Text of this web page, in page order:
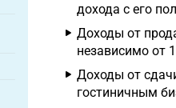
дохода с его
Доходы от
независимо от
Доходы от
гостиничным